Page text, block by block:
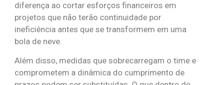
diferença ao cortar esforços financeiros em
projetos que não terão continuidade por
ineficiência antes que se transformem em uma
bola de neve.
Além disso, medidas que sobrecarregam o time e
comprometem a dinâmica do cumprimento de